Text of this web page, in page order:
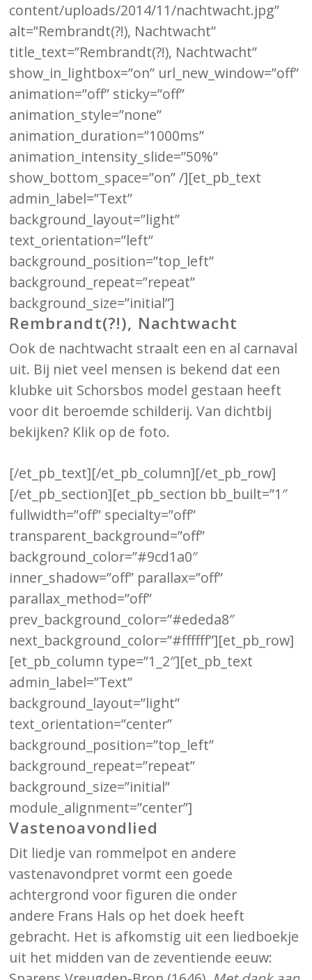
content/uploads/2014/11/nachtwacht.jpg”
alt=”Rembrandt(?!), Nachtwacht”
title_text=”Rembrandt(?!), Nachtwacht”
show_in_lightbox=”on” url_new_window=”off”
animation=”off” sticky=”off”
animation_style=”none”
animation_duration=”1000ms”
animation_intensity_slide=”50%”
show_bottom_space=”on” /][et_pb_text
admin_label=”Text”
background_layout=”light”
text_orientation=”left”
background_position=”top_left”
background_repeat=”repeat”
background_size=”initial”]
Rembrandt(?!), Nachtwacht
Ook de nachtwacht straalt een en al carnaval
uit. Bij niet veel mensen is bekend dat een
klubke uit Schorsbos model gestaan heeft
voor dit beroemde schilderij. Van dichtbij
bekijken? Klik op de foto.
[/et_pb_text][/et_pb_column][/et_pb_row]
[/et_pb_section][et_pb_section bb_built=”1″
fullwidth=”off” specialty=”off”
transparent_background=”off”
background_color=”#9cd1a0″
inner_shadow=”off” parallax=”off”
parallax_method=”off”
prev_background_color=”#ededa8″
next_background_color=”#ffffff”][et_pb_row]
[et_pb_column type=”1_2″][et_pb_text
admin_label=”Text”
background_layout=”light”
text_orientation=”center”
background_position=”top_left”
background_repeat=”repeat”
background_size=”initial”
module_alignment=”center”]
Vastenoavondlied
Dit liedje van rommelpot en andere
vastenavondpret vormt een goede
achtergrond voor figuren die onder
andere Frans Hals op het doek heeft
gebracht. Het is afkomstig uit een liedboekje
uit het midden van de zeventiende eeuw: